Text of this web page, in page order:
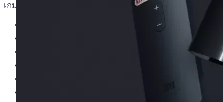
เกม & สตรีมมิ่งและอุปกรณ์เสริม